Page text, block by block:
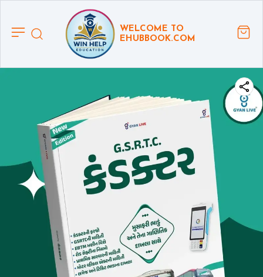
WELCOME TO
EHUBBOOK.COM